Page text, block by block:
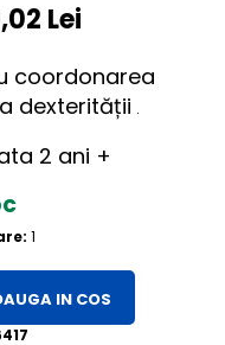
Lei
coordonarea
dexterității .
2 ani +
1
IN COS